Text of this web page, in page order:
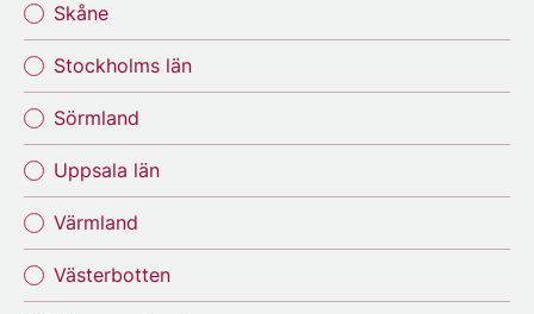
Skåne
Stockholms län
Sörmland
Uppsala län
Värmland
Västerbotten